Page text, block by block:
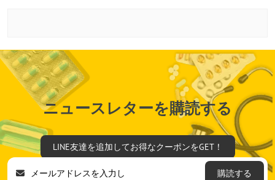
ニュースレターを購読する
LINE友達を追加してお得なクーポンをGET！
購読する